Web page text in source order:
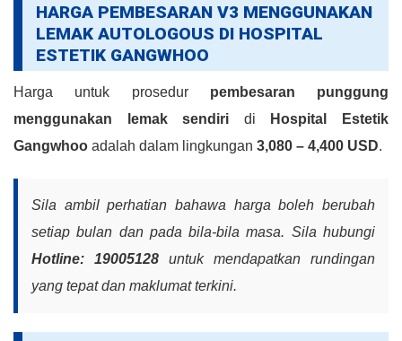
HARGA PEMBESARAN V3 MENGGUNAKAN
LEMAK AUTOLOGOUS DI HOSPITAL
ESTETIK GANGWHOO
Harga untuk prosedur pembesaran punggung
menggunakan lemak sendiri di
Hospital Estetik
Gangwhoo adalah dalam lingkungan 3,080 – 4,400 USD.
Sila ambil perhatian bahawa harga boleh berubah
setiap bulan dan pada bila-bila masa. Sila hubungi
Hotline: 19005128 untuk mendapatkan rundingan
yang tepat dan maklumat terkini.